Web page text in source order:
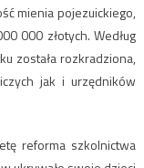
mienia pojezuickiego,
000 złotych. Według
została rozkradziona,
jak i urzędników
reforma szkolnictwa